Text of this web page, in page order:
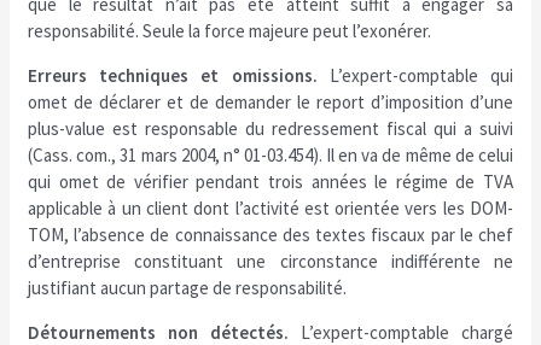
responsabilité. Seule la force majeure peut l’exonérer.
Erreurs techniques et omissions. L’expert-comptable qui
omet de déclarer et de demander le report d’imposition d’une
plus-value est responsable du redressement fiscal qui a suivi
(Cass. com., 31 mars 2004, n° 01-03.454). Il en va de même de celui
qui omet de vérifier pendant trois années le régime de TVA
applicable à un client dont l’activité est orientée vers les DOM-
TOM, l’absence de connaissance des textes fiscaux par le chef
d’entreprise constituant une circonstance indifférente ne
justifiant aucun partage de responsabilité.
Détournements non détectés. L’expert-comptable chargé